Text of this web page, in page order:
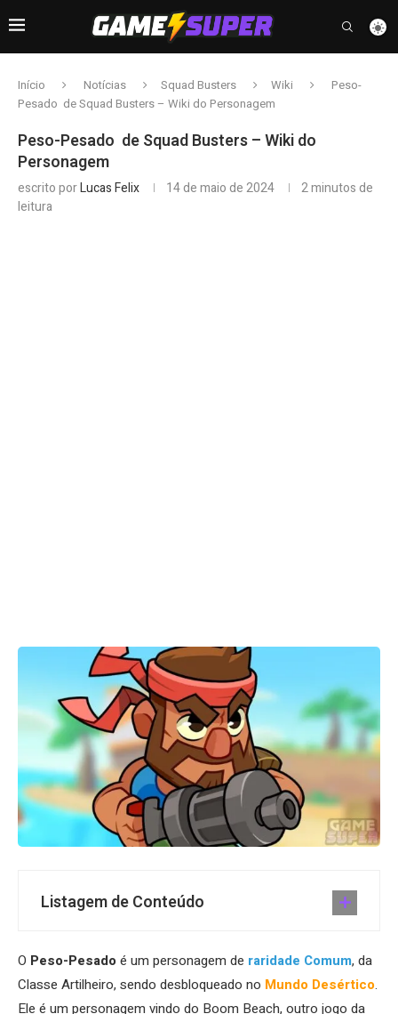
Início Notícias Squad Busters Wiki
Peso-
Pesado de Squad Busters – Wiki do Personagem
Peso-Pesado de Squad Busters – Wiki do
Personagem
escrito porLucas Felix 14 de maio de 2024
2 minutos de
leitura
Listagem de Conteúdo
O Peso-Pesado é um personagem de raridade Comum, da
Classe Artilheiro, sendo desbloqueado no Mundo Desértico.
Ele é um personagem vindo do Boom Beach, outro jogo da